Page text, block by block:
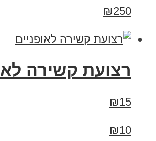
₪250
רצועת קשירה
₪15
₪10